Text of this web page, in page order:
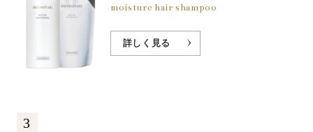
moisture hair shampoo
詳しく見る
3